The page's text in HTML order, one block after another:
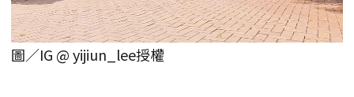
圖／IG @ yijiun_lee授權